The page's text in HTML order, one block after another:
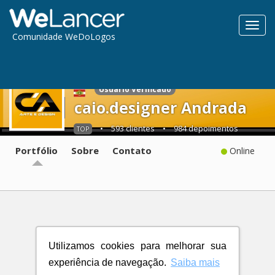
Utilizamos cookies para melhorar sua
experiência de navegação. Saiba mais
Comunidade WeDoLogos
caio.designer Andrada
Usuário Verificado
TOP • 593 clientes • 984 depoimentos
Portfólio Sobre Contato Online